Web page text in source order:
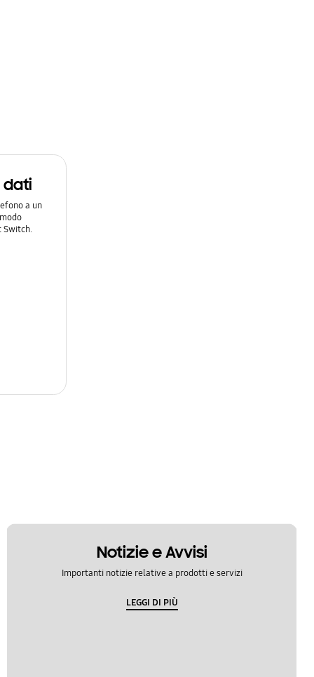
dati
a un
Switch.
Notizie e Avvisi
Importanti notizie relative a prodotti e servizi
LEGGI DI PIÙ